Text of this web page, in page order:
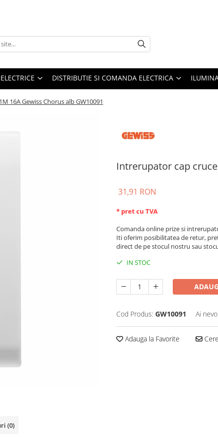
DISTRIBUTIE SI COMANDA ELECTRICA
16A Gewiss Chorus alb GW10091
Intrerupator cap
31,91 RON
* pret cu TVA
Comanda online prize si
Iti oferim posibilitatea de retur,
direct de pe stocul nostru sau
IN STOC
Cod Produs: GW10091 Ai
Adauga la Favorite
(0)